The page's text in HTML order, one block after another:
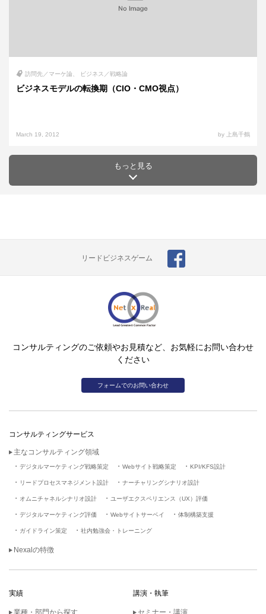
訪問先／マーケ論 ビジネス／戦略論
ビジネスモデルの転換期（CIO・CMO視点）
March 19, 2012 by 上島千鶴
もっと見る
リードビジネスゲーム
コンサルティングのご依頼やお見積など、お気軽にお問い合わせ
ください
フォームでのお問い合わせ
コンサルティングサービス
主なコンサルティング領域
デジタルマーケティング戦略策定 Webサイト戦略策定 KPI/KFS設計
リードプロセスマネジメント設計 ナーチャリングシナリオ設計
オムニチャネルシナリオ設計 ユーザエクスペリエンス（UX）評価
デジタルマーケティング評価 Webサイトサーベイ 体制構築支援
ガイドライン策定 社内勉強会・トレーニング
Nexalの特徴
実績 講演・執筆